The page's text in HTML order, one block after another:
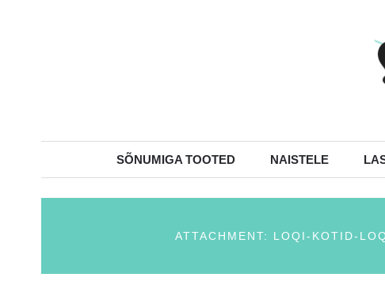
SÕNUMIGA TOOTED NAISTELE
ATTACHMENT: LOQI-KOTID-